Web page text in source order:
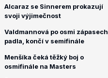
Alcaraz se Sinnerem prokazují
svoji výjimečnost
Valdmannová po osmi zápasech
padla, končí v semifinále
Menšíka čeká těžký boj o
osmifinále na Masters